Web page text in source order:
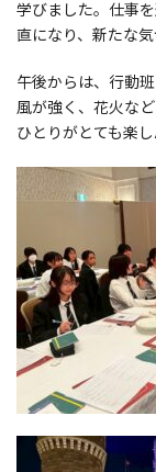
学びました。仕事
直になり、新たな
午後からは、行動
風が強く、花火な
ひとりがとても楽し